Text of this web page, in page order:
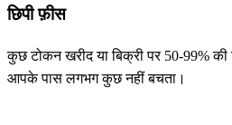
छिपी फ़ीस
कुछ टोकन खरीद या बिक्री पर 50-99%
आपके पास लगभग कुछ नहीं बचता।